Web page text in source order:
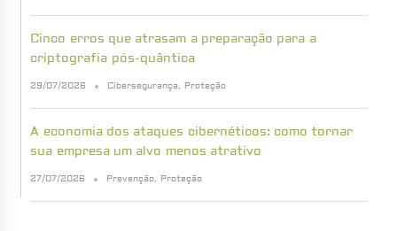
Cinco erros que atrasam a preparação para a
criptografia pós-quântica
29/07/2026 Cibersegurança, Proteção
A economia dos ataques cibernéticos: como tornar
sua empresa um alvo menos atrativo
27/07/2026 Prevenção, Proteção